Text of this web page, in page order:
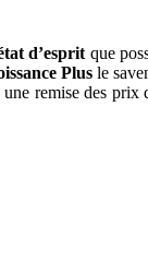
d’esprit que
Plusle
remise des